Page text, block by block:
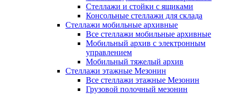
Стеллажи и стойки с ящиками
Консольные стеллажи для склада
Стеллажи мобильные архивные
Все стеллажи мобильные архивные
Мобильный архив с электронным
управлением
Мобильный тяжелый архив
Стеллажи этажные Мезонин
Все стеллажи этажные Мезонин
Грузовой полочный мезонин